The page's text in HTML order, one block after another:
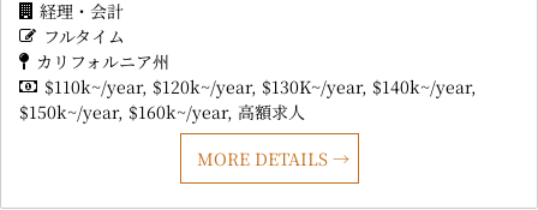
経理・会計
フルタイム
カリフォルニア州
$110k~/year $120k~/year $130K~/year $140k~/year
$150k~/year $160k~/year 高額求人
MORE DETAILS